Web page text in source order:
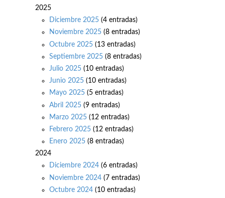
2025
Diciembre 2025 (4 entradas)
Noviembre 2025 (8 entradas)
Octubre 2025 (13 entradas)
Septiembre 2025 (8 entradas)
Julio 2025 (10 entradas)
Junio 2025 (10 entradas)
Mayo 2025 (5 entradas)
Abril 2025 (9 entradas)
Marzo 2025 (12 entradas)
Febrero 2025 (12 entradas)
Enero 2025 (8 entradas)
2024
Diciembre 2024 (6 entradas)
Noviembre 2024 (7 entradas)
Octubre 2024 (10 entradas)